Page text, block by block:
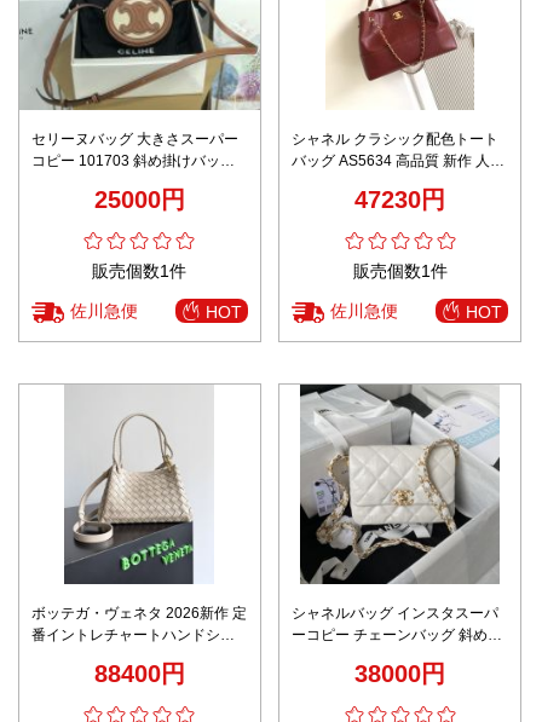
セリーヌバッグ 大きさスーパー
コピー 101703 斜め掛けバッグ
25000円
販売個数1件
佐川急便 HOT
シャネル クラシック配色トート
バッグ AS5634 高品質 新作 人気
ブランドコピー47230円
販売個数1件
佐川急便 HOT
ボッテガ・ヴェネタ 2026新作 定
番イントレチャートハンドショ
使用 精密ディテール 高評価 安心
88400円
シャネルバッグ インスタスーパ
ーコピー チェーンバッグ 斜め掛
38000円